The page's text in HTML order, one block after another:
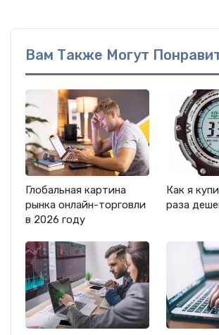
Вам Также Могут
Глобальная картина
рынка онлайн-торговли
в 2026 году
Как я
раза